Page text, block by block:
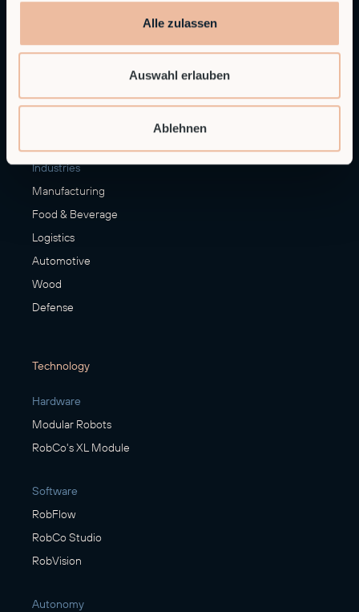
Alle zulassen
Auswahl erlauben
Ablehnen
Machine Loading & Unloading
Palletizing
Finishing
Industries
Manufacturing
Food & Beverage
Logistics
Automotive
Wood
Defense
Technology
Hardware
Modular Robots
RobCo's XL Module
Software
RobFlow
RobCo Studio
RobVision
Autonomy